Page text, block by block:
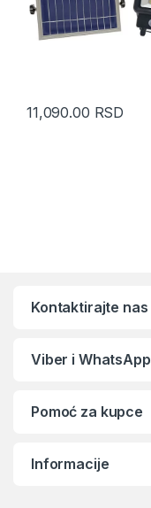
11,090.00 RSD
Kontaktirajte nas
Viber i WhatsApp
Pomoć za kupce
Informacije